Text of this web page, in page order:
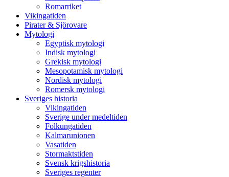
Romarriket
Vikingatiden
Pirater & Sjörovare
Mytologi
Egyptisk mytologi
Indisk mytologi
Grekisk mytologi
Mesopotamisk mytologi
Nordisk mytologi
Romersk mytologi
Sveriges historia
Vikingatiden
Sverige under medeltiden
Folkungatiden
Kalmarunionen
Vasatiden
Stormaktstiden
Svensk krigshistoria
Sveriges regenter